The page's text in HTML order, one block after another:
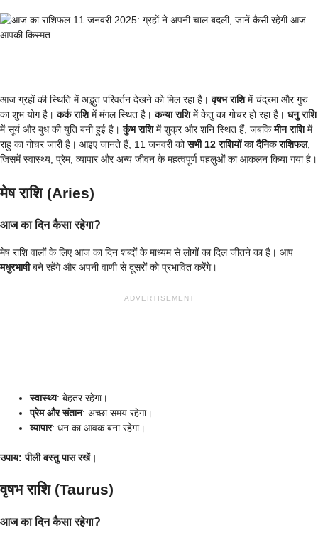
आज ग्रहों की स्थिति में अद्भुत परिवर्तन देखने को मिल रहा है।वृषभ राशिमें चंद्रमा और गुरु
का शुभ योग है।कर्क राशिमें मंगल स्थित है।कन्या राशिमें केतु का गोचर हो रहा है। धनु राशि
में सूर्य और बुध की युति बनी हुई है।कुंभ राशिमें शुक्र और शनि स्थित हैं, जबकिमीन राशिमें
राहु का गोचर जारी है। आइए जानते हैं, 11 जनवरी कोसभी 12 राशियों का दैनिक राशिफल,
जिसमें स्वास्थ्य, प्रेम, व्यापार और अन्य जीवन के महत्वपूर्ण पहलुओं का आकलन किया गया है।
मेष राशि (Aries)
आज का दिन कैसा रहेगा?
मेष राशि वालों के लिए आज का दिन शब्दों के माध्यम से लोगों का दिल जीतने का है। आप
मधुरभाषीबने रहेंगे और अपनी वाणी से दूसरों को प्रभावित करेंगे।
ADVERTISEMENT
स्वास्थ्य: बेहतर रहेगा।
प्रेम और संतान: अच्छा समय रहेगा।
व्यापार: धन का आवक बना रहेगा।
उपाय: पीली वस्तु पास रखें।
वृषभ राशि (Taurus)
आज का दिन कैसा रहेगा?